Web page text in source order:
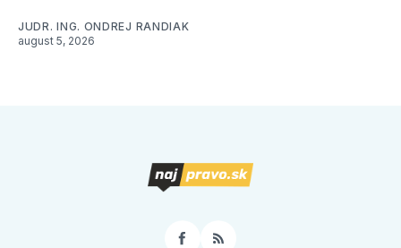
JUDR. ING. ONDREJ RANDIAK
august 5, 2026